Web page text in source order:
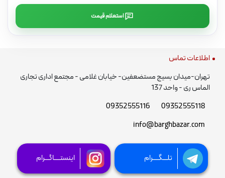
استعلام قیمت
اطلاعات تماس
تهران-میدان بسیج مستضعفین- خیابان غلامی - مجتمع اداری تجاری
الماس ری - واحد 137
09352555118
09352555116
info@barghbazar.com
تلـــگــــرام اینستــــاگـــرام